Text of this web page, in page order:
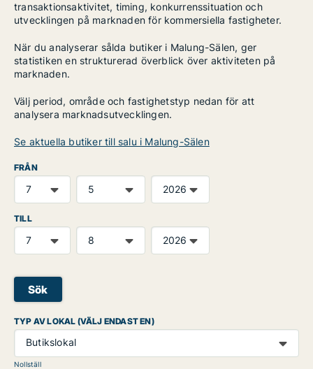
transaktionsaktivitet, timing, konkurrenssituation och
utvecklingen på marknaden för kommersiella fastigheter.
När du analyserar sålda butiker i Malung-Sälen, ger
statistiken en strukturerad överblick över aktiviteten på
marknaden.
Välj period, område och fastighetstyp nedan för att
analysera marknadsutvecklingen.
Se aktuella butiker till salu i Malung-Sälen
FRÅN
TILL
Sök
TYP AV LOKAL (VÄLJ ENDAST EN)
Butikslokal
Nollställ